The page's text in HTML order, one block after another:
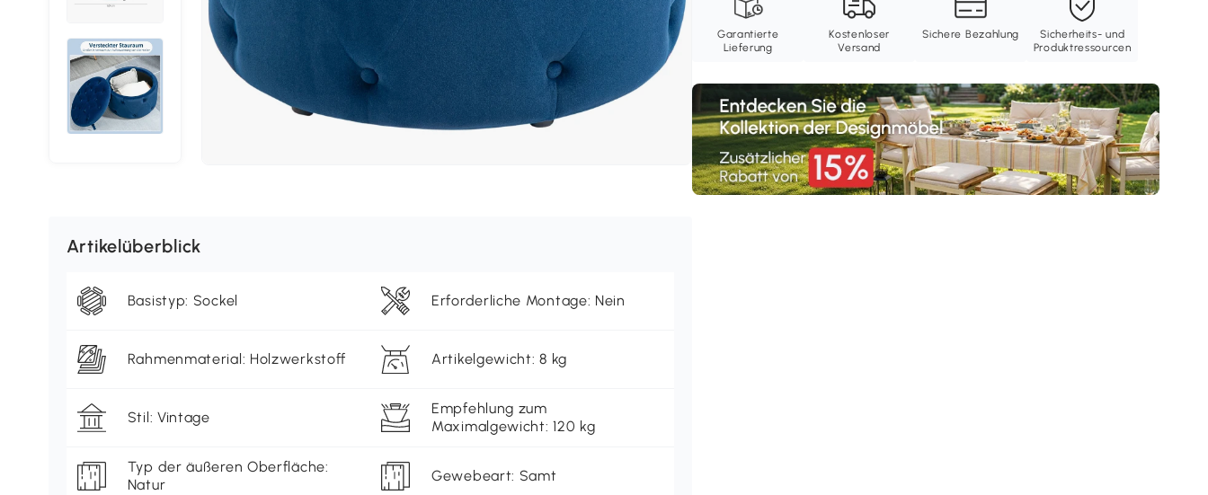
Garantierte
Lieferung
Kostenloser
Versand
Sichere Bezahlung
Sicherheits- und
Produktressourcen
Artikelüberblick
Basistyp: Sockel Erforderliche Montage: Nein
Rahmenmaterial: Holzwerkstoff Artikelgewicht: 8 kg
Stil: Vintage
Empfehlung zum
Maximalgewicht: 120 kg
Typ der äußeren Oberfläche:
Natur
Gewebeart: Samt